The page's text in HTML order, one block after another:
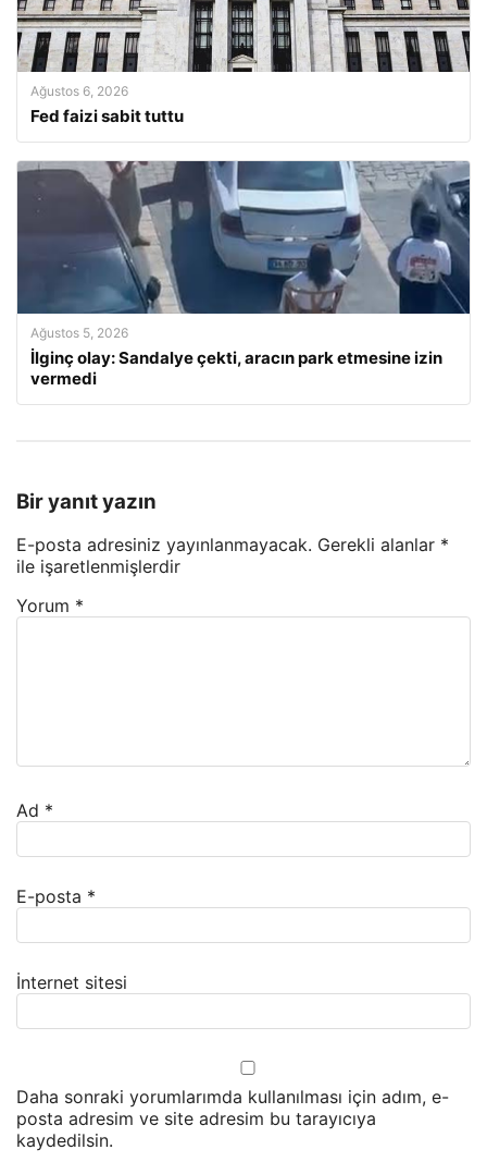
Ağustos 6, 2026
Fed faizi sabit tuttu
Ağustos 5, 2026
İlginç olay: Sandalye çekti, aracın park etmesine izin
vermedi
Bir yanıt yazın
E-posta adresiniz yayınlanmayacak. Gerekli alanlar *
ile işaretlenmişlerdir
Yorum *
Ad *
E-posta *
İnternet sitesi
Daha sonraki yorumlarımda kullanılması için adım, e-
posta adresim ve site adresim bu tarayıcıya
kaydedilsin.